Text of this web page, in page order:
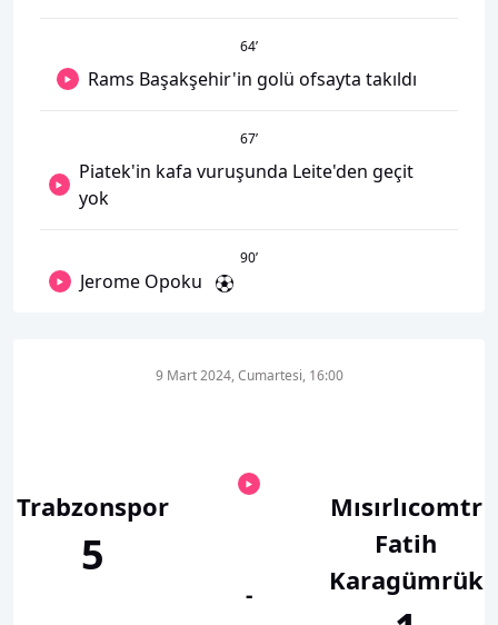
64’
Rams Başakşehir'in golü ofsayta takıldı
67’
Piatek'in kafa vuruşunda Leite'den geçit
yok
90’
Jerome Opoku
Trabzonspor
5
9 Mart 2024, Cumartesi, 16:00
-
Mısırlıcomtr
Fatih
Karagümrük